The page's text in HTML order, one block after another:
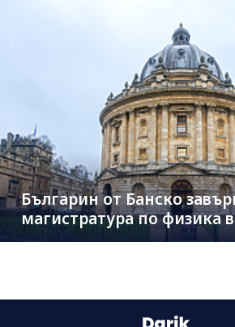
Българин от Банско
магистратура по физика